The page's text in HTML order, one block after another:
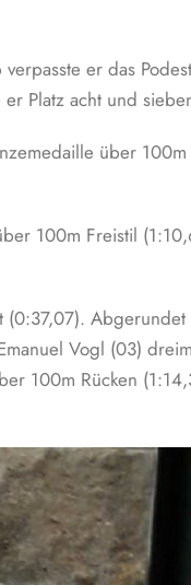
er das
Platz acht und
über
100m Freistil
Vogl (03)
100m Rücken